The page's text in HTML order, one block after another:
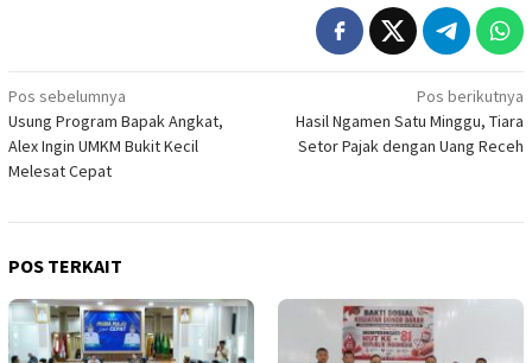
Navigasi
pos
Pos sebelumnya
Usung Program Bapak Angkat,
Alex Ingin UMKM Bukit Kecil
Melesat Cepat
Pos berikutnya
Hasil Ngamen Satu Minggu, Tiara
Setor Pajak dengan Uang Receh
POS TERKAIT